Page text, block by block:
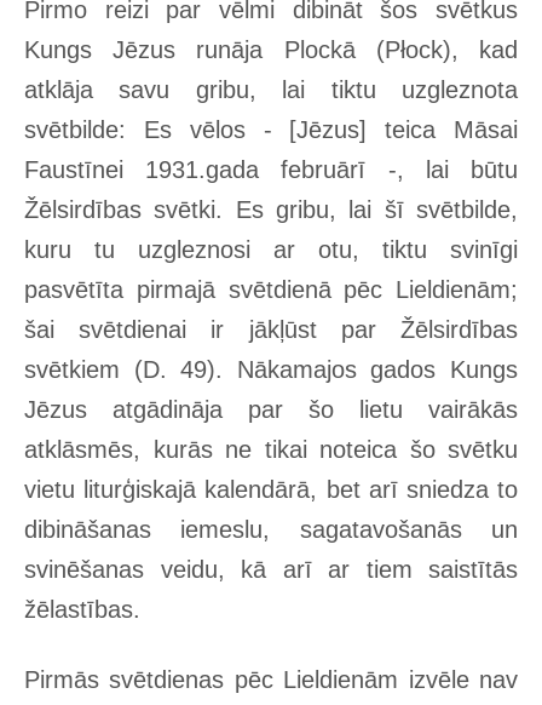
Pirmo reizi par vēlmi dibināt šos svētkus
Kungs Jēzus runāja Plockā (Płock), kad
atklāja savu gribu, lai tiktu uzgleznota
svētbilde: Es vēlos - [Jēzus] teica Māsai
Faustīnei 1931.gada februārī -, lai būtu
Žēlsirdības svētki. Es gribu, lai šī svētbilde,
kuru tu uzgleznosi ar otu, tiktu svinīgi
pasvētīta pirmajā svētdienā pēc Lieldienām;
šai svētdienai ir jākļūst par Žēlsirdības
svētkiem (D. 49). Nākamajos gados Kungs
Jēzus atgādināja par šo lietu vairākās
atklāsmēs, kurās ne tikai noteica šo svētku
vietu liturģiskajā kalendārā, bet arī sniedza to
dibināšanas iemeslu, sagatavošanās un
svinēšanas veidu, kā arī ar tiem saistītās
žēlastības.
Pirmās svētdienas pēc Lieldienām izvēle nav